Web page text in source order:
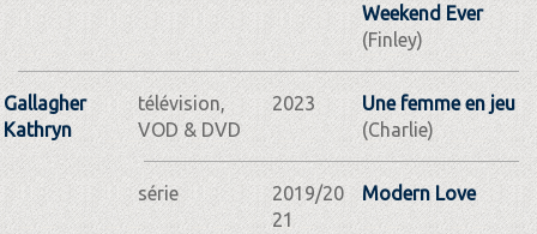
Weekend Ever
(Finley)
Gallagher
Kathryn
télévision,
VOD & DVD
2023
Une femme en jeu
(Charlie)
série
2019/20
21
Modern Love